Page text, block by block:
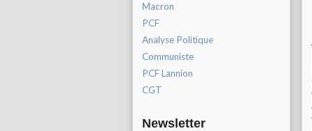
Macron
PCF
Analyse Politique
Communiste
PCF Lannion
CGT
Newsletter